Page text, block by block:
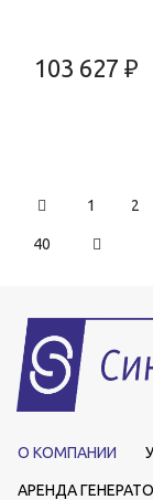
103 627 ₽
1 2
40
О КОМПАНИИ
АРЕНДА